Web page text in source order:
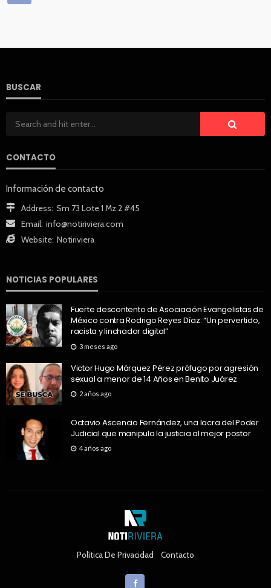
BUSCAR
CONTACTO
Información de contacto
Address: Sm 73 Lote 1 Mz 2 #45
Email: info@notiriviera.com
Website: Notiriviera
NOTICIAS POPULARES
Fuerte descontento de Asociación Evangelistas de
México contra Rodrigo Reyes Díaz: “Un pervertido,
racista y linchador digital”
3 meses ago
Victor Hugo Márquez Pérez prófugo por agresión
sexual a menor de 14 Años en Benito Juárez
2 años ago
Octavio Ascencio Fernández, una lacra del Poder
Judicial que manipula la justicia al mejor postor
4 años ago
Política De Privacidad Contacto